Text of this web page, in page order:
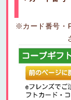
※カード番号・